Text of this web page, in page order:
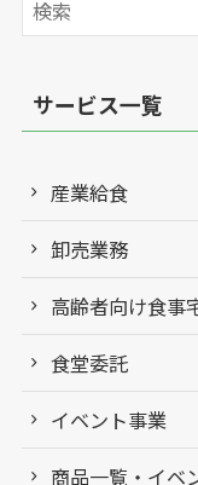
サービス一覧
産業給食
卸売業務
高齢者向け食事
食堂委託
イベント事業
商品一覧・イベ